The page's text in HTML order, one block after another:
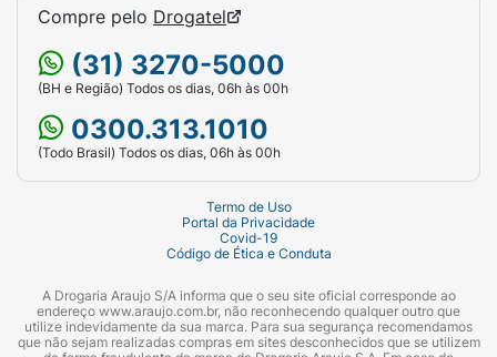
Compre pelo Drogatel
(31) 3270-5000
(BH e Região) Todos os dias, 06h às 00h
0300.313.1010
(Todo Brasil) Todos os dias, 06h às 00h
Termo de Uso
Portal da Privacidade
Covid-19
Código de Ética e Conduta
A Drogaria Araujo S/A informa que o seu site oficial corresponde ao
endereço www.araujo.com.br, não reconhecendo qualquer outro que
utilize indevidamente da sua marca. Para sua segurança recomendamos
que não sejam realizadas compras em sites desconhecidos que se utilizem